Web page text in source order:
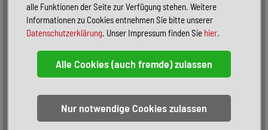
alle Funktionen der Seite zur Verfügung stehen. Weitere
Informationen zu Cookies entnehmen Sie bitte unserer
Datenschutzerklärung. Unser Impressum finden Sie hier.